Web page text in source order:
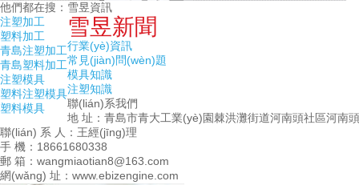
他們都在搜：
注塑加工
塑料加工
青島注塑加工
青島塑料加工
注塑模具
塑料注塑模具
塑料模具
雪昱資訊
雪昱新聞
行業(yè)資訊
常見(jiàn)問(wèn)題
模具知識
注塑知識
聯(lián)系我們
地 址：青島市青大工業(yè)園棘洪灘街道河南頭社區河南
聯(lián) 系 人：王經(jīng)理
手 機：18661680338
郵 箱：wangmiaotian8@163.com
網(wǎng) 址：www.ebizengine.com